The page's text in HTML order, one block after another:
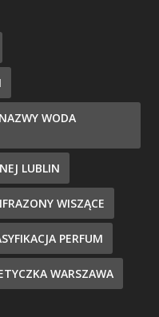
WODA
LUBLIN
WISZĄCE
PERFUM
WARSZAWA